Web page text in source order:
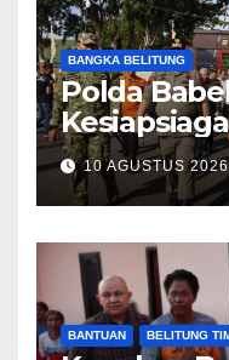
BANGKA BELITUNG
Polda
Irjen Pol
10 AGUSTUS
BANTUAN BELITUNG